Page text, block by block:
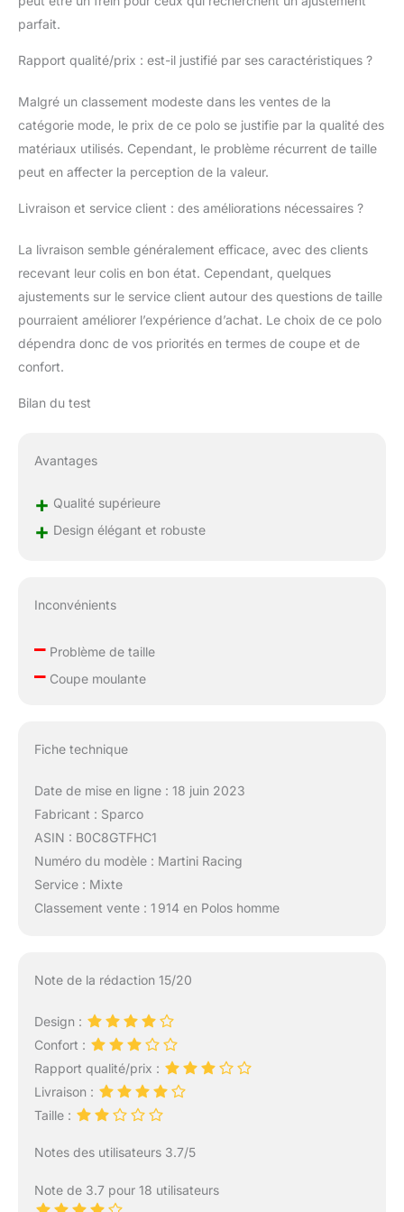
parfait.
Rapport qualité/prix : est-il justifié par ses caractéristiques ?
Malgré un classement modeste dans les ventes de la
catégorie mode, le prix de ce polo se justifie par la qualité des
matériaux utilisés. Cependant, le problème récurrent de taille
peut en affecter la perception de la valeur.
Livraison et service client : des améliorations nécessaires ?
La livraison semble généralement efficace, avec des clients
recevant leur colis en bon état. Cependant, quelques
ajustements sur le service client autour des questions de taille
pourraient améliorer l’expérience d’achat. Le choix de ce polo
dépendra donc de vos priorités en termes de coupe et de
confort.
Bilan du test
Avantages
+ Qualité supérieure
+ Design élégant et robuste
Inconvénients
–Problème de taille
–Coupe moulante
Fiche technique
Date de mise en ligne : 18 juin 2023
Fabricant : Sparco
ASIN : B0C8GTFHC1
Numéro du modèle : Martini Racing
Service : Mixte
Classement vente : 1 914 en Polos homme
Note de la rédaction 15/20
Design :
Confort :
Rapport qualité/prix :
Livraison :
Taille :
Notes des utilisateurs 3.7/5
Note de 3.7 pour 18 utilisateurs